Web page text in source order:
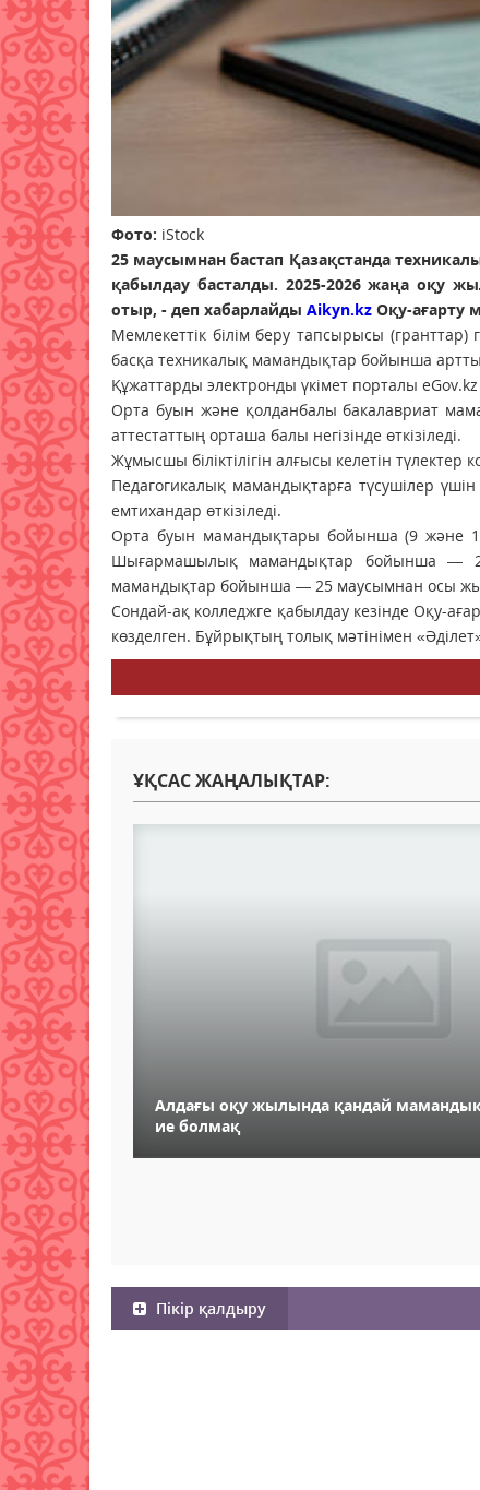
Фото: iStock
25 маусымнан бастап Қазақстанда
қабылдау басталды. 2025-2026 жаңа оқу
отыр, - деп хабарлайды Aikyn.kz Оқу-ағарту
Мемлекеттік білім беру тапсырысы
басқа техникалық мамандықтар бойынша
Құжаттарды электронды үкімет порталы
Орта буын және қолданбалы бакалавриат
аттестаттың орташа балы негізінде өткізіледі.
Жұмысшы біліктілігін алғысы келетін
Педагогикалық мамандықтарға түсушілер
емтихандар өткізіледі.
Орта буын мамандықтары бойынша (9 және
Шығармашылық мамандықтар бойынша —
мамандықтар бойынша — 25 маусымнан осы
Сондай-ақ колледжге қабылдау кезінде Оқу-
көзделген. Бұйрықтың толық мәтінімен
ҰҚСАС ЖАҢАЛЫҚТАР:
Алдағы оқу жылында қандай
ие болмақ
Пікір қалдыру